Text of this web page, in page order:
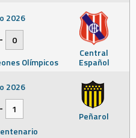
Central
Español
2026
-
0
Olímpicos
Peñarol
2026
-
1